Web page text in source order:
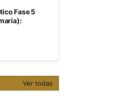
Fase 5
Ver todas